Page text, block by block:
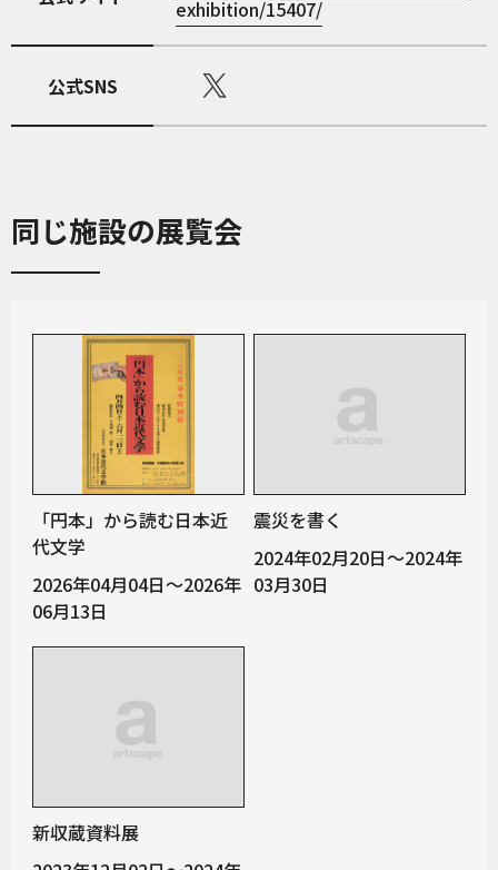
exhibition/15407/
公式SNS
同じ施設の展覧会
「円本」から読む日本近
代文学
2026年04月04日～2026年
06月13日
震災を書く
2024年02月20日～2024年
03月30日
新収蔵資料展